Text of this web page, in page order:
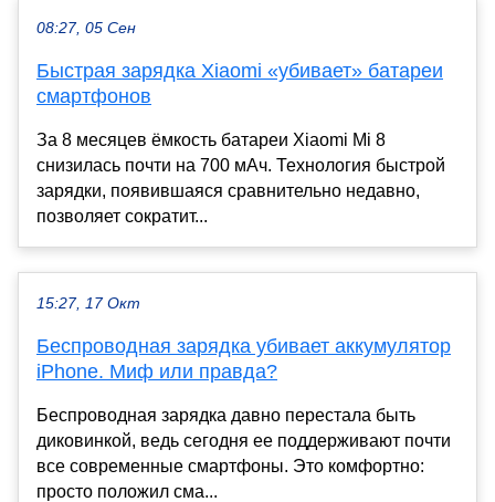
08:27, 05 Сен
Быстрая зарядка Xiaomi «убивает» батареи
смартфонов
За 8 месяцев ёмкость батареи Xiaomi Mi 8
снизилась почти на 700 мАч. Технология быстрой
зарядки, появившаяся сравнительно недавно,
позволяет сократит...
15:27, 17 Окт
Беспроводная зарядка убивает аккумулятор
iPhone. Миф или правда?
Беспроводная зарядка давно перестала быть
диковинкой, ведь сегодня ее поддерживают почти
все современные смартфоны. Это комфортно:
просто положил сма...